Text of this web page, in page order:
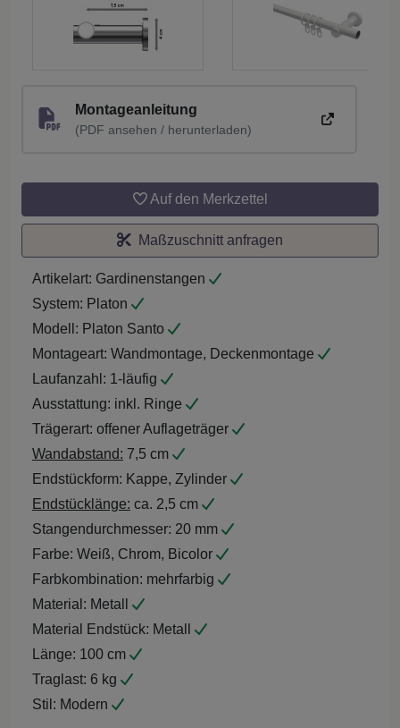
Montageanleitung
(PDF ansehen / herunterladen)
Auf den Merkzettel
Maßzuschnitt anfragen
Artikelart: Gardinenstangen
System: Platon
Modell: Platon Santo
Montageart: Wandmontage, Deckenmontage
Laufanzahl: 1-läufig
Ausstattung: inkl. Ringe
Trägerart: offener Auflageträger
Wandabstand: 7,5 cm
Endstückform: Kappe, Zylinder
Endstücklänge: ca. 2,5 cm
Stangendurchmesser: 20 mm
Farbe: Weiß, Chrom, Bicolor
Farbkombination: mehrfarbig
Material: Metall
Material Endstück: Metall
Länge: 100 cm
Traglast: 6 kg
Stil: Modern